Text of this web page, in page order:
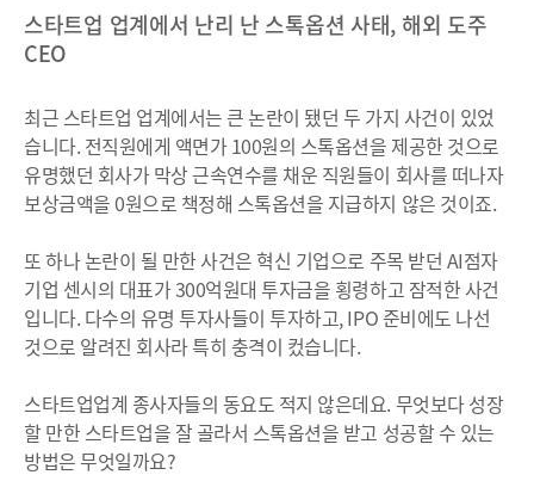
스타트업 업계에서 난리 난 스톡옵션 사태, 해외 도주
CEO
최근 스타트업 업계에서는 큰 논란이 됐던 두 가지 사건이 있었
습니다. 전직원에게 액면가 100원의 스톡옵션을 제공한 것으로
유명했던 회사가 막상 근속연수를 채운 직원들이 회사를 떠나자
보상금액을 0원으로 책정해 스톡옵션을 지급하지 않은 것이죠.
또 하나 논란이 될 만한 사건은 혁신 기업으로 주목 받던 AI점자
기업 센시의 대표가 300억원대 투자금을 횡령하고 잠적한 사건
입니다. 다수의 유명 투자사들이 투자하고, IPO 준비에도 나선
것으로 알려진 회사라 특히 충격이 컸습니다.
스타트업업계 종사자들의 동요도 적지 않은데요. 무엇보다 성장
할 만한 스타트업을 잘 골라서 스톡옵션을 받고 성공할 수 있는
방법은 무엇일까요?